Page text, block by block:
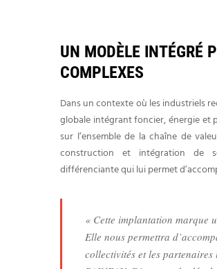
UN MODÈLE INTÉGRÉ
COMPLEXES
Dans un contexte où les industriels
globale intégrant foncier, énergie et
sur l’ensemble de la chaîne de
construction et intégration de
différenciante qui lui permet
« Cette implantation marque
Elle nous permettra
collectivités et les